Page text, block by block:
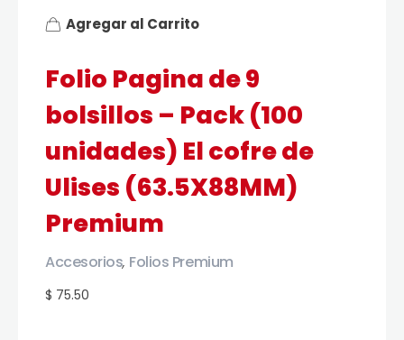
Folio Pagina de 9
bolsillos – Pack (100
unidades) El cofre de
Ulises (63.5X88MM)
Premium
$ 75.50
Accesorios, Folios Premium
Agregar al Carrito